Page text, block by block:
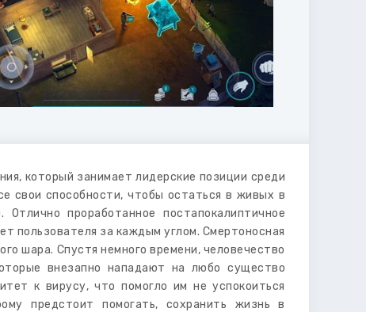
который занимает лидерские позиции среди
свои способности, чтобы остаться в живых в
проработанное постапокалиптичное
пользователя за каждым углом. Смертоносная
шара. Спустя немного времени, человечество
внезапно нападают на любо существо
к вирусу, что помогло им не успокоиться
предстоит помогать, сохранить жизнь в